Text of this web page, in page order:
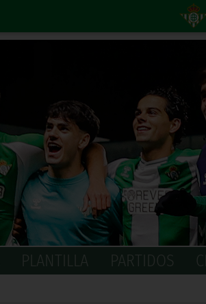
PLANTILLA PARTIDOS